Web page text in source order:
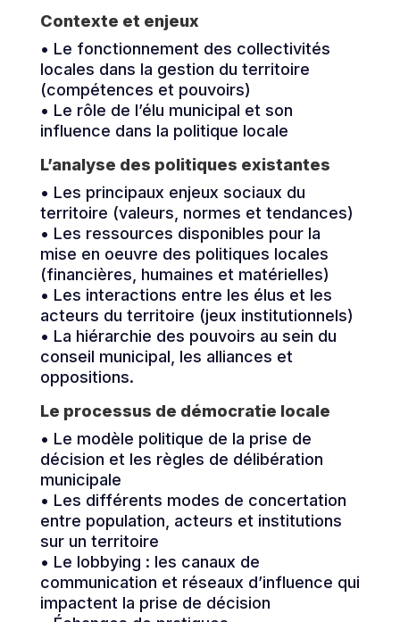
Contexte et enjeux
• Le fonctionnement des collectivités
locales dans la gestion du territoire
(compétences et pouvoirs)
• Le rôle de l’élu municipal et son
influence dans la politique locale
L’analyse des politiques existantes
• Les principaux enjeux sociaux du
territoire (valeurs, normes et tendances)
• Les ressources disponibles pour la
mise en oeuvre des politiques locales
(financières, humaines et matérielles)
• Les interactions entre les élus et les
acteurs du territoire (jeux institutionnels)
• La hiérarchie des pouvoirs au sein du
conseil municipal, les alliances et
oppositions.
Le processus de démocratie locale
• Le modèle politique de la prise de
décision et les règles de délibération
municipale
• Les différents modes de concertation
entre population, acteurs et institutions
sur un territoire
• Le lobbying : les canaux de
communication et réseaux d’influence qui
impactent la prise de décision